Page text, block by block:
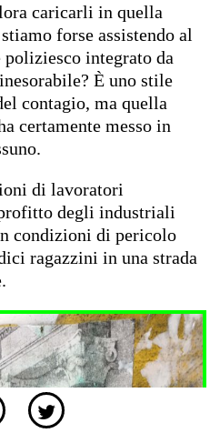
caricarli in quella
forse assistendo al
integrato da
È uno stile
contagio, ma quella
certamente messo in
di lavoratori
degli industriali
condizioni di pericolo
ragazzini in una strada